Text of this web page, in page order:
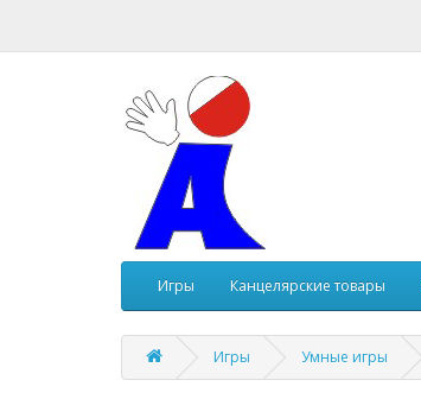
Игры Канцелярские товары
Игры Умные игры